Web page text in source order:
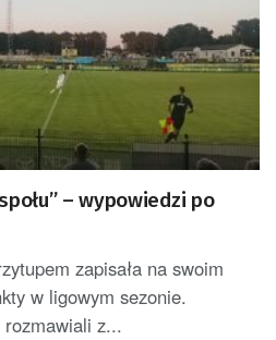
– wypowiedzi po
zapisała na swoim
w ligowym sezonie.
z...